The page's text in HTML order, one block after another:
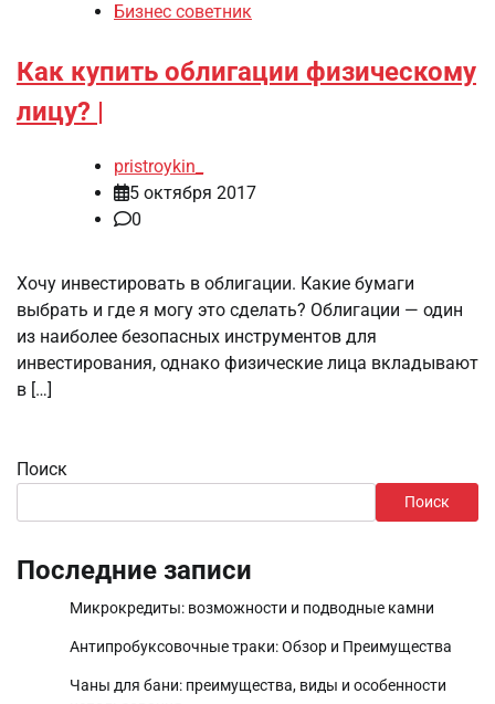
Бизнес советник
Как купить облигации физическому
лицу? |
pristroykin_
5 октября 2017
0
Хочу инвестировать в облигации. Какие бумаги
выбрать и где я могу это сделать? Облигации — один
из наиболее безопасных инструментов для
инвестирования, однако физические лица вкладывают
в […]
Поиск
Поиск
Последние записи
Микрокредиты: возможности и подводные камни
Антипробуксовочные траки: Обзор и Преимущества
Чаны для бани: преимущества, виды и особенности